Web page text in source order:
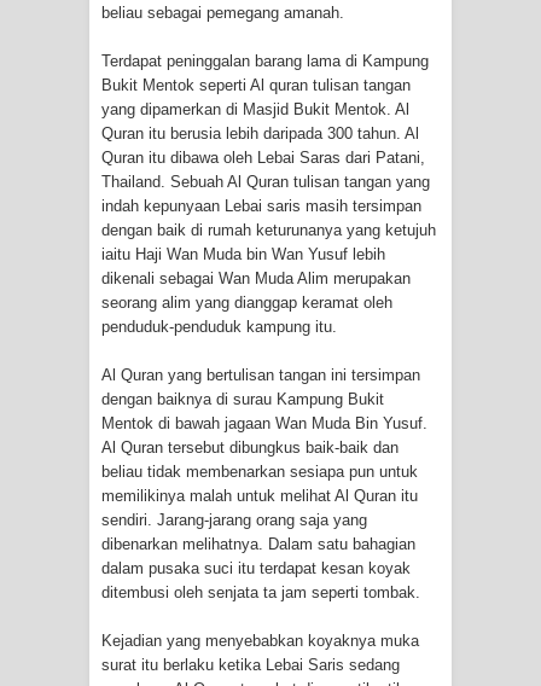
beliau sebagai pemegang amanah.
Terdapat peninggalan barang lama di Kampung
Bukit Mentok seperti Al quran tulisan tangan
yang dipamerkan di Masjid Bukit Mentok. Al
Quran itu berusia lebih daripada 300 tahun. Al
Quran itu dibawa oleh Lebai Saras dari Patani,
Thailand. Sebuah Al Quran tulisan tangan yang
indah kepunyaan Lebai saris masih tersimpan
dengan baik di rumah keturunanya yang ketujuh
iaitu Haji Wan Muda bin Wan Yusuf lebih
dikenali sebagai Wan Muda Alim merupakan
seorang alim yang dianggap keramat oleh
penduduk-penduduk kampung itu.
Al Quran yang bertulisan tangan ini tersimpan
dengan baiknya di surau Kampung Bukit
Mentok di bawah jagaan Wan Muda Bin Yusuf.
Al Quran tersebut dibungkus baik-baik dan
beliau tidak membenarkan sesiapa pun untuk
memilikinya malah untuk melihat Al Quran itu
sendiri. Jarang-jarang orang saja yang
dibenarkan melihatnya. Dalam satu bahagian
dalam pusaka suci itu terdapat kesan koyak
ditembusi oleh senjata ta jam seperti tombak.
Kejadian yang menyebabkan koyaknya muka
surat itu berlaku ketika Lebai Saris sedang